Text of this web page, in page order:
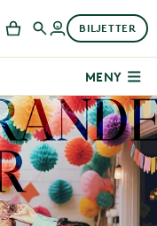
BILJETTER
MENY